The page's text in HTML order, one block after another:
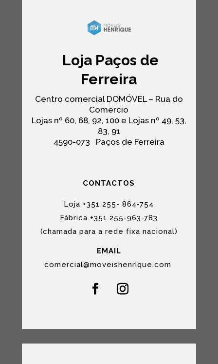
Loja Paços de
Ferreira
Centro comercial DOMÓVEL – Rua do
Comercio
Lojas nº 60, 68, 92, 100 e Lojas nº 49, 53,
83, 91
4590-073 Paços de Ferreira
CONTACTOS
Loja +351 255- 864-754
Fábrica +351 255-963-783
(chamada para a rede fixa nacional)
EMAIL
comercial@moveishenrique.com